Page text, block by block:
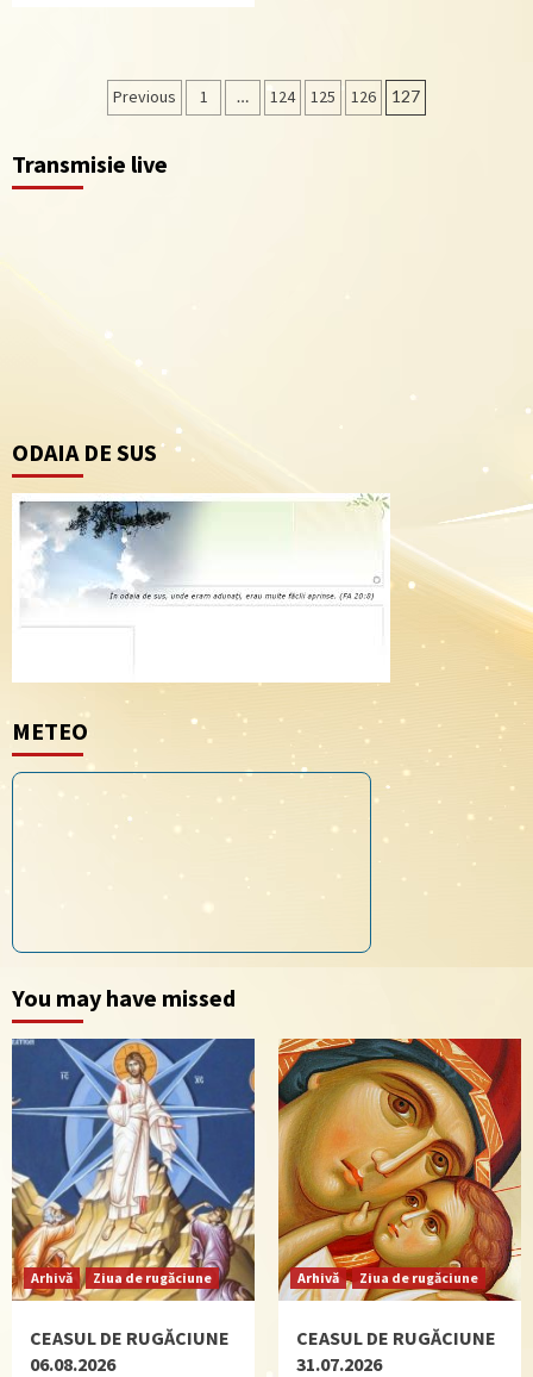
Navigare
articole
Previous 1 … 124 125 126 127
Transmisie live
ODAIA DE SUS
METEO
You may have missed
Arhivă Ziua de rugăciune
CEASUL DE RUGĂCIUNE
06.08.2026
Arhivă Ziua de rugăciune
CEASUL DE RUGĂCIUNE
31.07.2026